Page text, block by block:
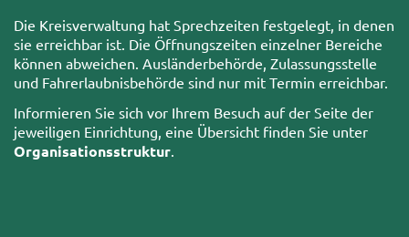
Die Kreisverwaltung hat Sprechzeiten festgelegt, in denen
sie erreichbar ist. Die Öffnungszeiten einzelner Bereiche
können abweichen. Ausländerbehörde, Zulassungsstelle
und Fahrerlaubnisbehörde sind nur mit Termin erreichbar.
Informieren Sie sich vor Ihrem Besuch auf der Seite der
jeweiligen Einrichtung, eine Übersicht finden Sie unter
Organisationsstruktur